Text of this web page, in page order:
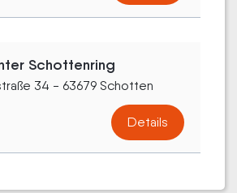
Schottenring
34 - 63679 Schotten
Details